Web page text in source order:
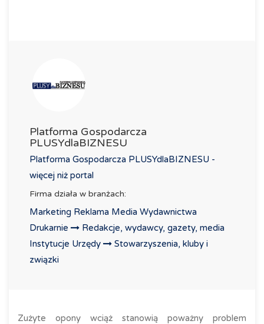
Platforma Gospodarcza
PLUSYdlaBIZNESU
Platforma Gospodarcza PLUSYdlaBIZNESU -
więcej niż portal
Firma działa w branżach:
Marketing Reklama Media Wydawnictwa
Drukarnie
Redakcje, wydawcy, gazety, media
Instytucje Urzędy
Stowarzyszenia, kluby i
związki
Zużyte opony wciąż stanowią poważny problem